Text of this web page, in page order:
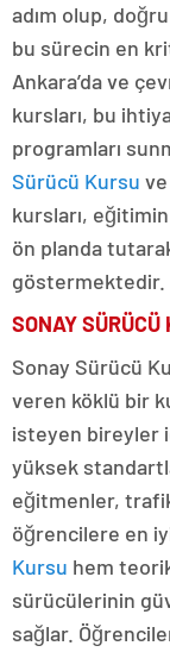
adım olup,
bu sürecin en
Ankara’da ve
kursları, bu
programları
Sürücü Kursu
kursları,
ön planda
göstermektedir.
SONAY
Sonay Sürücü
veren köklü bir
isteyen bireyler
yüksek
eğitmenler,
öğrencilere en
Kursu hem
sürücülerinin
sağlar.